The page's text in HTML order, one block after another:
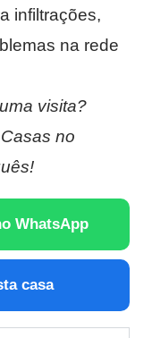
infiltrações,
na rede
visita?
no
WhatsApp
casa